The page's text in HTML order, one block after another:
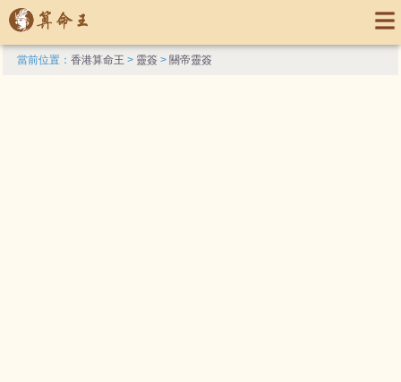
當前位置：香港算命王 > 靈簽 > 關帝靈簽